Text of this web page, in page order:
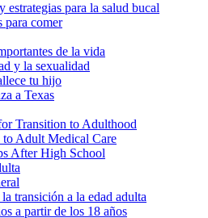
estrategias para la salud bucal
para comer
de la vida
y la sexualidad
tu hijo
a Texas
Transition to Adulthood
to Adult Medical Care
After High School
transición a la edad adulta
a partir de los 18 años